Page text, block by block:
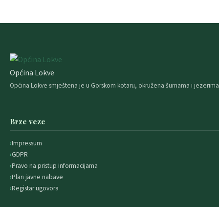
Općina Lokve
Općina Lokve smještena je u Gorskom kotaru, okružena šumama i
Brze veze
Impressum
GDPR
Pravo na pristup informacijama
Plan javne nabave
Registar ugovora